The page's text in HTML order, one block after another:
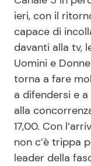
News
Salute
Viaggi e
Festività
ieri, con il
capace di
davanti alla tv,
Uomini e
torna a fare
a difendersi e
alla
17,00. Con
non c’è trippa
leader della